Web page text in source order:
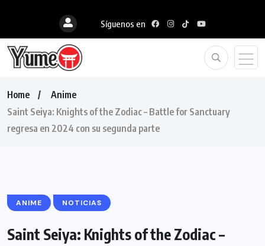
Síguenos en
Home
Anime
Saint Seiya: Knights of the Zodiac – Battle for Sanctuary
regresa en 2024 con su segunda parte
ANIME NOTICIAS
Saint Seiya: Knights of the Zodiac –